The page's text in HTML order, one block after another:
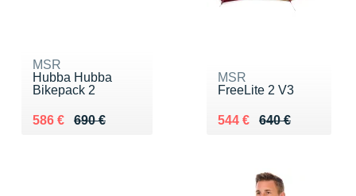
MSR
Hubba Hubba
Bikepack 2
690 €
Au lieu de 690 €
586 €
Vendu 586 €
MSR
FreeLite 2 V3
640 €
Au lieu de 640 €
544 €
Vendu 544 €